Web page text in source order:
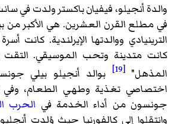
أنجيلو، فيفيان باكستر ولدت في سانت
القرن العشرين. هي الأكبر من بين
ووالدتها الإيرلندية. كانت أسرة
متدينة وتحب الموسيقي. التقت
[19]
بوالد أنجيلو بيلي
من أداء الخدمة فيالحرب
إلي كالفورنيا حيث وُلدت أنجليو